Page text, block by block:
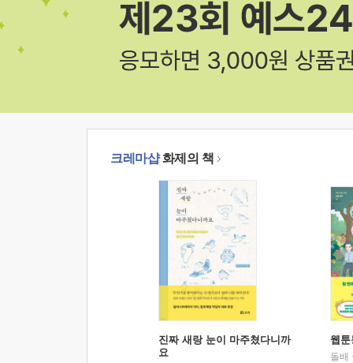
크레마샵화제의 책
진짜 새랑 눈이 마주쳤다니까
요
웹
돌배